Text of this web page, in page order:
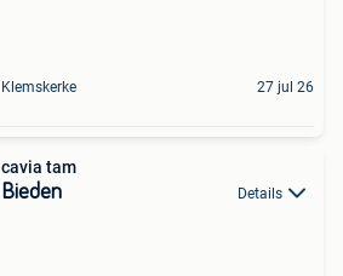
Klemskerke 27 jul 26
cavia tam
Bieden Details